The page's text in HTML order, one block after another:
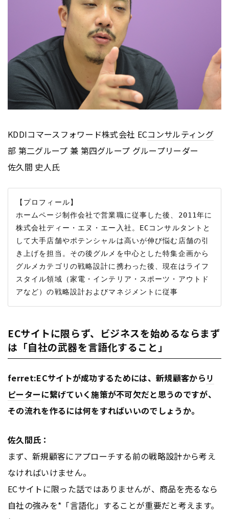
KDDIコマースフォワード株式会社 ECコンサルティング
部 第二グループ 兼 第四グループ グループリーダー
佐久間 史人氏
【プロフィール】
ホームページ制作会社で営業職に従事した後、2011年に
株式会社ディー・エヌ・エー入社。ECコンサルタントと
して大手店舗やポテンシャルは高いが伸び悩む店舗の引
き上げを担当。その後グルメを中心とした特集企画から
グルメカテゴリの戦略設計に携わった後、現在はライフ
スタイル領域（家電・インテリア・スポーツ・アウトド
ECサイトに限らず、ビジネスを始めるならまず
は「自社の武器を言語化すること」
ferret:ECサイトが成功するためには、新規顧客から リ
ピーターに繋げていく施策が不可欠だと思うのですが、
その流れを作るには何をすればいいのでしょうか。
佐久間氏：
まず、新規顧客にアプローチする前の戦略設計から考え
なければいけません。
ECサイトに限った話ではありませんが、商品を売るなら
自社の強みを*「言語化」することが重要だと考えます。